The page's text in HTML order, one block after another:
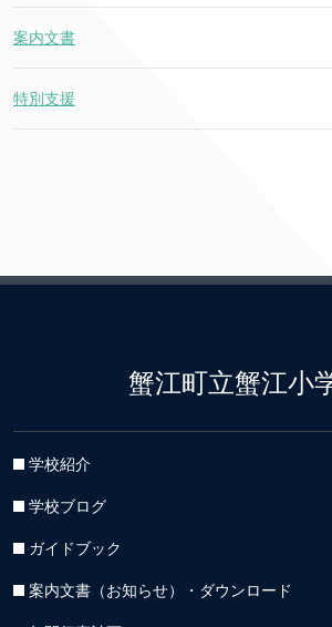
案内文書
特別支援
蟹江町立蟹江小
学校紹介
学校ブログ
ガイドブック
案内文書（お知らせ）・ダウンロード